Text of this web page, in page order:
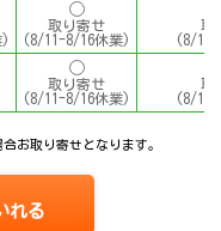
)
取り寄せ
(8/11-8/16休業)
取
(8/11-
取り寄せ
(8/11-8/16休業)
取
(8/11-
お取り寄せとなります。
れる